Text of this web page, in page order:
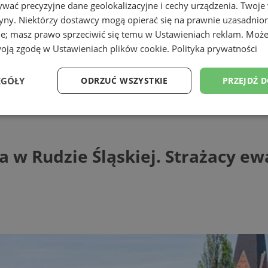
Śląskiej. Strażacy ewakuowali
w Rudzie Śląskiej. Strażacy
precyzyjne dane geolokalizacyjne i cechy urządzenia.
Niektórzy dostawcy mogą opierać się na prawnie
masz prawo sprzeciwić się temu w Ustawieniach reklam.
zgodę w Ustawieniach plików cookie. Polityka prywatności
PRZEJDŹ
ODRZUĆ WSZYSTKIE
Wydajność Targetowanie Funkcjonalność
Bez niezbędnych plików cookie nie można prawidłowo korzystać ze strony